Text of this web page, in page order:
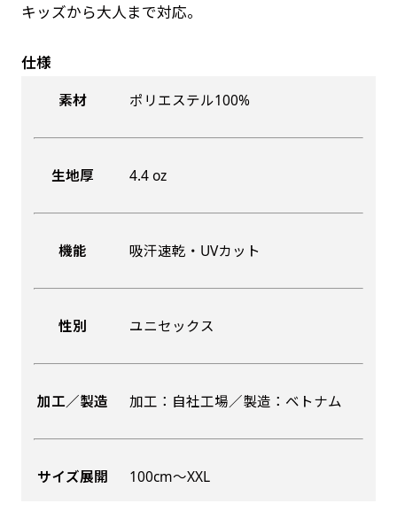
キッズから大人まで対応。
仕様
素材 ポリエステル100%
生地厚 4.4 oz
機能 吸汗速乾・UVカット
性別 ユニセックス
加工／製造 加工：自社工場／製造：ベトナム
サイズ展開 100cm〜XXL